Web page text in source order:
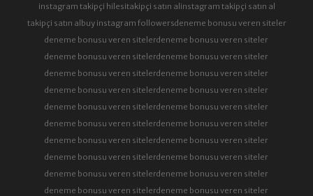
instagram takipçi hilesitakipçi satın alinstagram takipçi satın al
takipçi satın albuy instagram followersdeneme bonusu veren siteler
deneme bonusu veren sitelerdeneme bonusu veren siteler
deneme bonusu veren sitelerdeneme bonusu veren siteler
deneme bonusu veren sitelerdeneme bonusu veren siteler
deneme bonusu veren sitelerdeneme bonusu veren siteler
deneme bonusu veren sitelerdeneme bonusu veren siteler
deneme bonusu veren sitelerdeneme bonusu veren siteler
deneme bonusu veren sitelerdeneme bonusu veren siteler
deneme bonusu veren sitelerdeneme bonusu veren siteler
deneme bonusu veren sitelerdeneme bonusu veren siteler
deneme bonusu veren sitelerdeneme bonusu veren siteler